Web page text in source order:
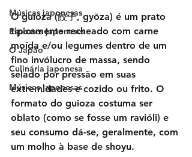
Músicas japonesas
Esportes japoneses
O Japão
Culinária japonesa
Músicas japonesas
O guioza (餃子, gyōza) é um prato
tipicamente recheado com carne
moída e/ou legumes dentro de um
fino invólucro de massa, sendo
selado por pressão em suas
extremidades e cozido ou frito. O
formato do guioza costuma ser
oblato (como se fosse um ravióli) e
seu consumo dá-se, geralmente, com
um molho à base de shoyu.